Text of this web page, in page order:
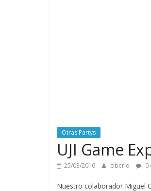
Otras Partys
UJI Game
25/03/2016 ciberio 0
Nuestro colaborador Miguel